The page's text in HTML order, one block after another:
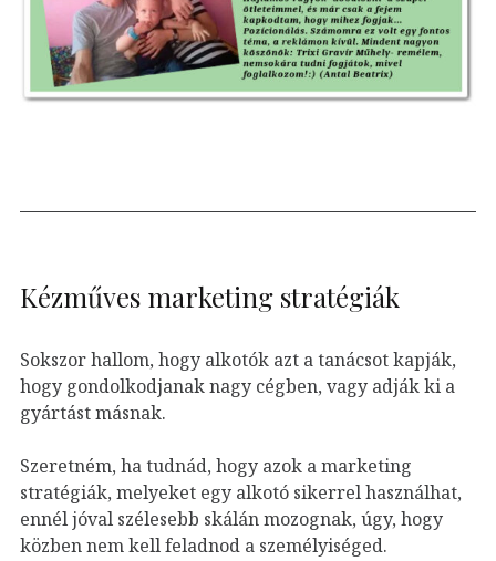
Kézműves marketing stratégiák
Sokszor hallom, hogy alkotók azt a tanácsot kapják,
hogy gondolkodjanak nagy cégben, vagy adják ki a
gyártást másnak.
Szeretném, ha tudnád, hogy azok a marketing
stratégiák, melyeket egy alkotó sikerrel használhat,
ennél jóval szélesebb skálán mozognak, úgy, hogy
közben nem kell feladnod a személyiséged.